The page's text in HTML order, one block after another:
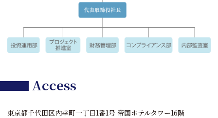
Access
東京都千代田区内幸町一丁目1番1号 帝国ホテルタワー16階